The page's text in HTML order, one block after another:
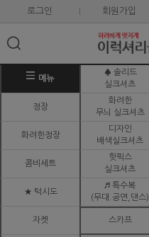
로그인 회원가입
메뉴
♠ 솔리드
실크셔츠
정장
화려한
무늬 실크셔츠
화려한정장
디자인
배색실크셔츠
콤비세트
핫픽스
실크셔츠
★ 턱시도
♬ 특수복
(무대.공연,댄스)
자켓 스카프